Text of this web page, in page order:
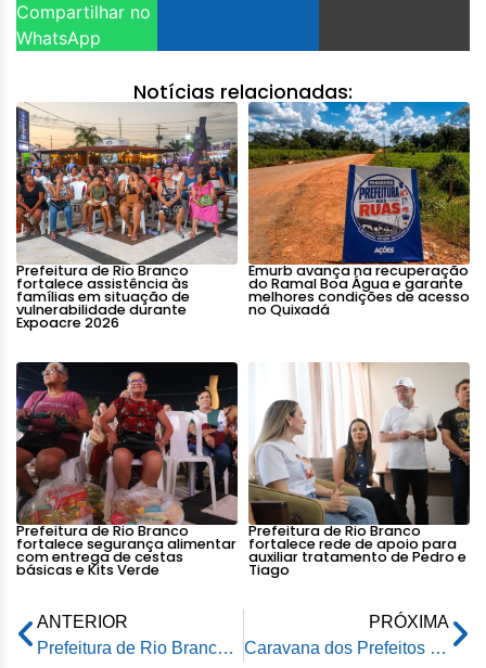
Compartilhar no
WhatsApp
Notícias relacionadas:
Prefeitura de Rio Branco
fortalece assistência às
famílias em situação de
vulnerabilidade durante
Expoacre 2026
Emurb avança na recuperação
do Ramal Boa Água e garante
melhores condições de acesso
no Quixadá
Prefeitura de Rio Branco
fortalece segurança alimentar
com entrega de cestas
básicas e Kits Verde
Prefeitura de Rio Branco
fortalece rede de apoio para
auxiliar tratamento de Pedro e
Tiago
ANTERIOR
Prefeitura de Rio Branco é destaque nacional em humanização para desabrigados pela enchente do Rio Acre
PRÓXIMA
Caravana dos Prefeitos visita plantação de café em Mâncio Lima